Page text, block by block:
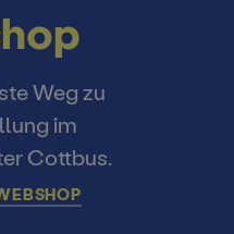
Weg zu
im
Cottbus.